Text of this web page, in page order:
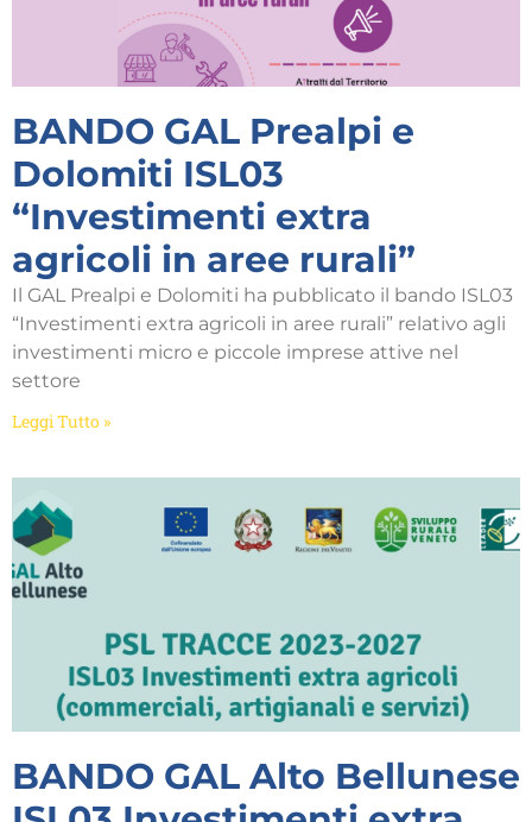
BANDO GAL Prealpi e
Dolomiti ISL03
“Investimenti extra
agricoli in aree rurali”
Il GAL Prealpi e Dolomiti ha pubblicato il bando ISL03
“Investimenti extra agricoli in aree rurali” relativo agli
investimenti micro e piccole imprese attive nel
settore
Leggi Tutto »
BANDO GAL Alto Bellunese